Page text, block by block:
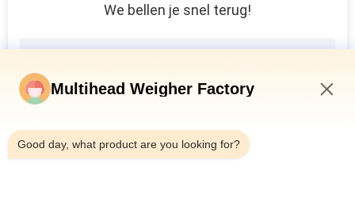
We bellen je snel terug!
Multihead Weigher Factory
Good day, what product are you looking for?